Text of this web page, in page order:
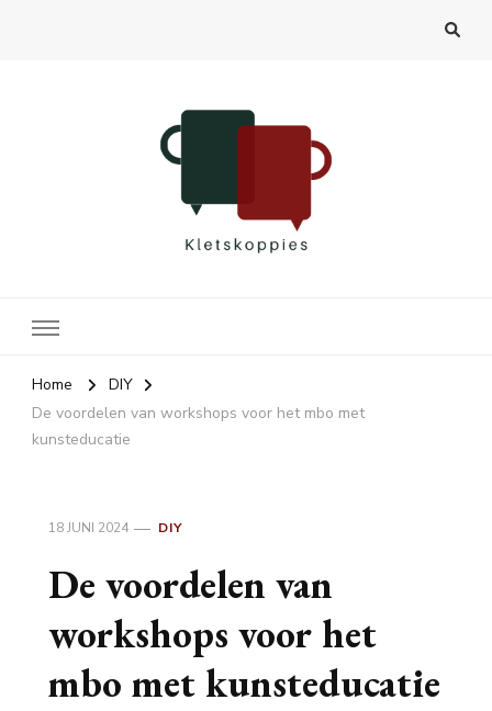
Home
DIY
De voordelen van workshops voor het mbo met
kunsteducatie
18 JUNI 2024 DIY
De voordelen van
workshops voor het
mbo met kunsteducatie